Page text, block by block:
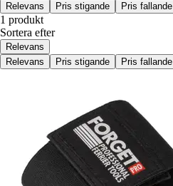
Relevans
Pris stigande Pris fallande
1 produkt
Sortera efter
Relevans
Relevans
Pris stigande Pris fallande